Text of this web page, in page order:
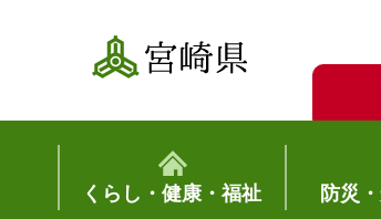
宮崎県
くらし・健康・福祉 防災